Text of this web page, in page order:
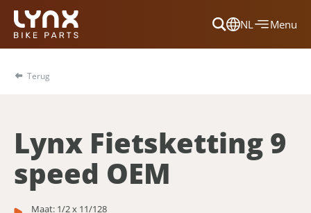
NL
Dansk
Nederlands
Menu
Terug
Lynx Fietsketting 9
speed OEM
Maat: 1/2 x 11/128